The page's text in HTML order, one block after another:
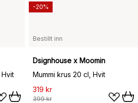
Hvit
Bestillt inn
Dsignhouse x Moomin
Mummi krus 20 cl, Hvit
319 kr
399 kr
-20%